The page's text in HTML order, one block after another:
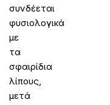
συνδέεται
φυσιολογικά
με
τα
σφαιρίδια
λίπους,
μετά